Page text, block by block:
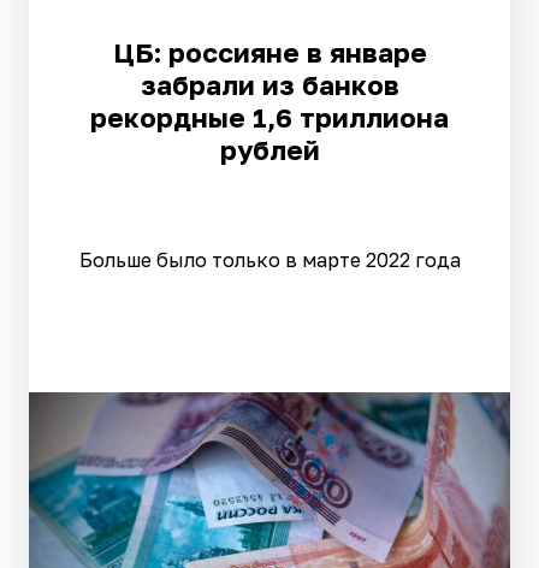
ЦБ: россияне в январе
забрали из банков
рекордные 1,6 триллиона
рублей
Больше было только в марте 2022 года